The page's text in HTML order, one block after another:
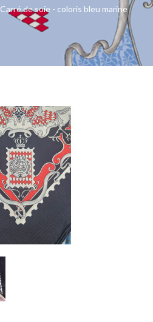
Carré de soie - coloris bleu marine